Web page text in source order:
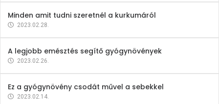
Minden amit tudni szeretnél a kurkumáról
2023.02.28.
A legjobb emésztés segítő gyógynövények
2023.02.26.
Ez a gyógynövény csodát művel a sebekkel
2023.02.14.